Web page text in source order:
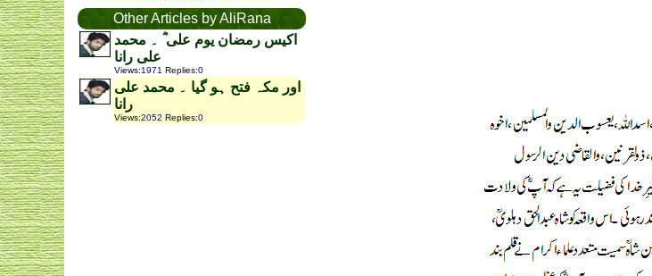
Other Articles by AliRana
اکیس رمضان یوم علی ؓ ۔ محمد
علی رانا
Views:1971 Replies:0
اور مکہ فتح ہو گیا ۔ محمد علی
رانا
Views:2052 Replies:0